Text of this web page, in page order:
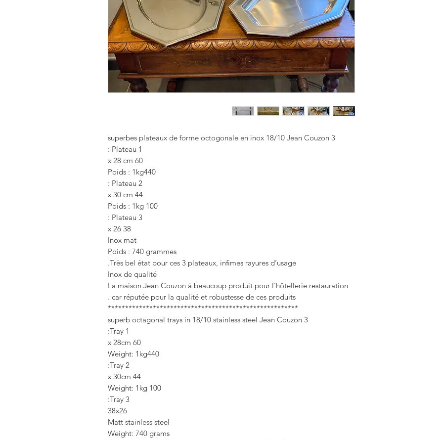
3 superbes plateaux de forme octogonale en inox 18/10 Jean Couzon
Plateau 1 :
60 x 28 cm
Poids : 1kg440
Plateau 2 :
44 x 30 cm
Poids : 1kg 100
Plateau 3 :
38 x 26
Inox mat
Poids : 740 grammes
Très bel état pour ces 3 plateaux, infimes rayures d’usage.
Inox de qualité
La maison Jean Couzon à beaucoup produit pour l’hôtellerie restauration
car réputée pour la qualité et robustesse de ces produits .
*******************************************************
3 superb octagonal trays in 18/10 stainless steel Jean Couzon
Tray 1:
60 x 28cm
Weight: 1kg440
Tray 2:
44 x 30cm
Weight: 1kg 100
Tray 3:
38x26
Matt stainless steel
Weight: 740 grams